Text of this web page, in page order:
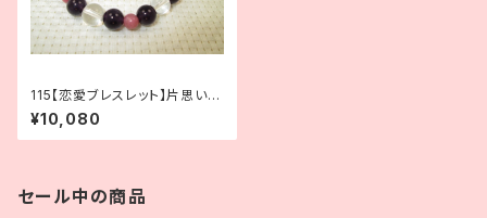
115【恋愛ブレスレット】片思いの
あなたに｜アメジスト×水晶×ロ
ードナイト
¥10,080
セール中の商品